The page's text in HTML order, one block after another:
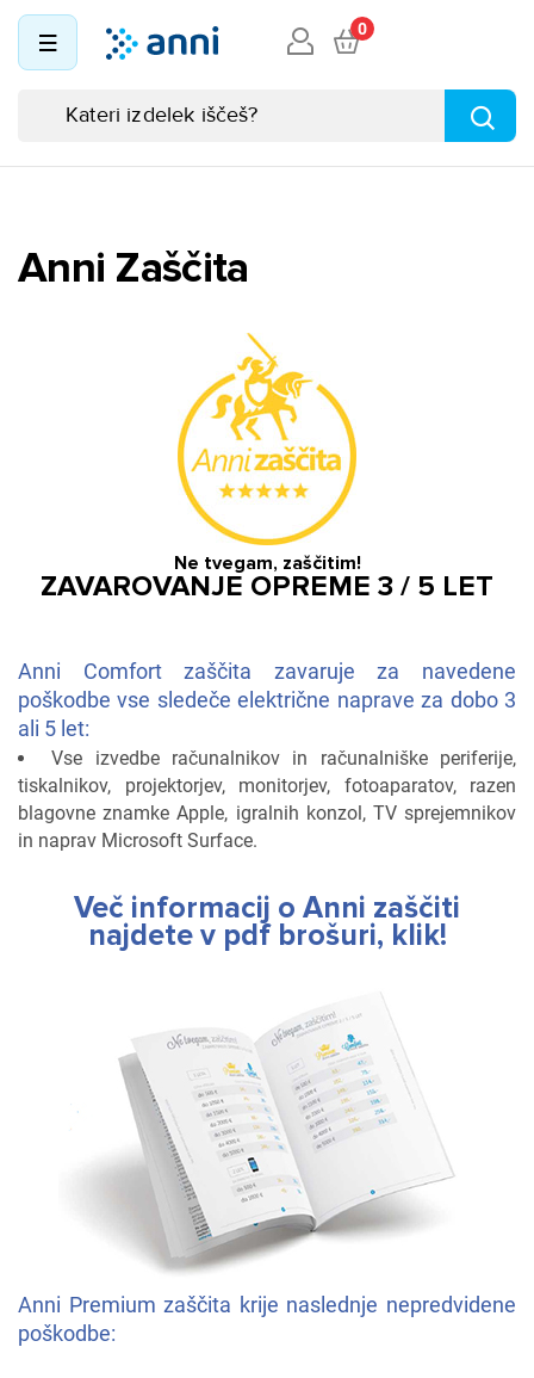
0
Anni Zaščita
Ne tvegam, zaščitim!
ZAVAROVANJE OPREME 3 / 5 LET
Anni Comfort zaščita zavaruje za navedene
poškodbe vse sledeče električne naprave za dobo 3
ali 5 let:
Vse izvedbe računalnikov in računalniške periferije,
tiskalnikov, projektorjev, monitorjev, fotoaparatov, razen
blagovne znamke Apple, igralnih konzol, TV sprejemnikov
in naprav Microsoft Surface.
Več informacij o Anni zaščiti
najdete v pdf brošuri, klik!
Anni Premium zaščita krije naslednje nepredvidene
poškodbe: